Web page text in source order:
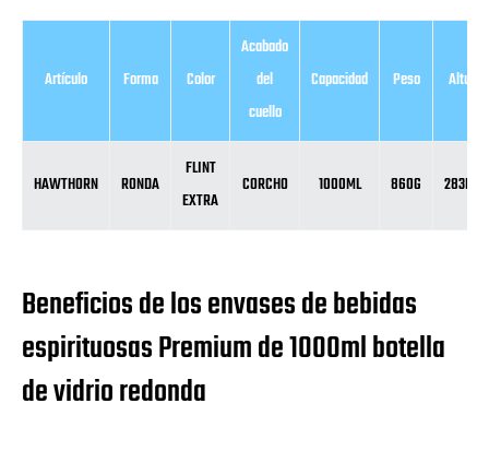
Artículo Forma Color
Acabado
del
cuello
Capacidad Peso Altura
HAWTHORN RONDA
FLINT
EXTRA
CORCHO 1000ML 860G 283MM
Beneficios de los envases de bebidas
espirituosas Premium de 1000ml botella
de vidrio redonda